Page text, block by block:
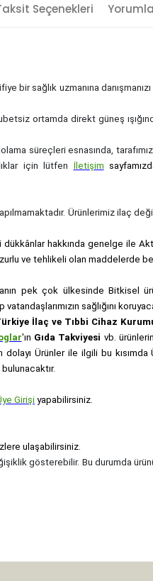
Seçenekleri
bir sağlık uzmanına
ortamda direkt güneş
süreçleri esnasında,
için lütfen İletişim
Ürünlerimiz ilaç
dükkânlar hakkında genelge ile
ve tehlikeli olan maddelerde
pek çok ülkesinde Bitkisel
vatandaşlarımızın sağlığını
İlaç ve Tıbbi Cihaz
'ın Gıda Takviyesi vb.
dolayı Ürünler ile ilgili bu
Girişiyapabilirsiniz.
ulaşabilirsiniz.
gösterebilir. Bu durumda